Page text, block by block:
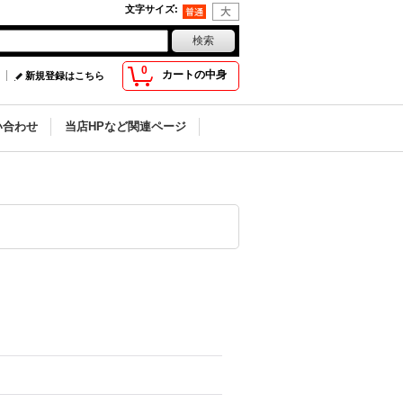
文字サイズ:
0 カートの中身
新規登録はこちら
合わせ 当店HPなど関連ページ